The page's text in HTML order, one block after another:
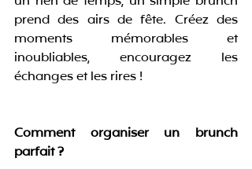
prend des airs de fête. Créez des
moments mémorables et
inoubliables, encouragez les
échanges et les rires !
Comment organiser un brunch
parfait ?